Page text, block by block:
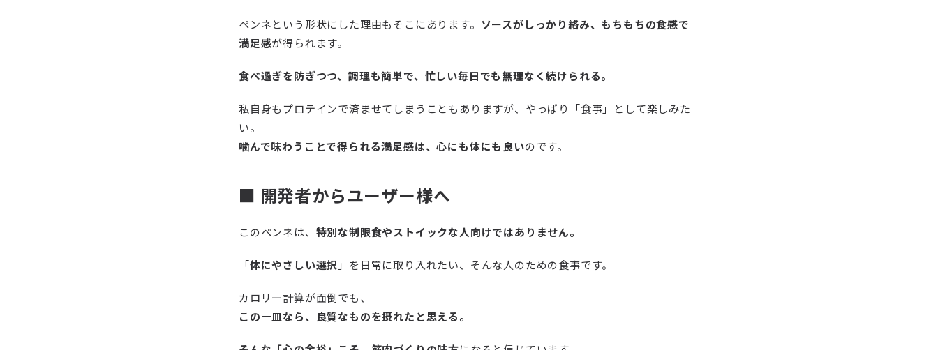
ペンネという形状にした理由もそこにあります。 ソースがしっかり絡み、もちもちの食感で
満足感が得られます。
食べ過ぎを防ぎつつ、調理も簡単で、忙しい毎日でも無理なく続けられる。
私自身もプロテインで済ませてしまうこともありますが、やっぱり「食事」として楽しみた
い。
噛んで味わうことで得られる満足感は、心にも体にも良いのです。
■ 開発者からユーザー様へ
このペンネは、 特別な制限食やストイックな人向けではありません。
「 体にやさしい選択 」を日常に取り入れたい、そんな人のための食事です。
カロリー計算が面倒でも、
この一皿なら、良質なものを摂れたと思える。